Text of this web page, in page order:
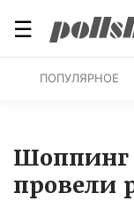
☰
ПОПУЛЯРНОЕ
Шоппинг
провели